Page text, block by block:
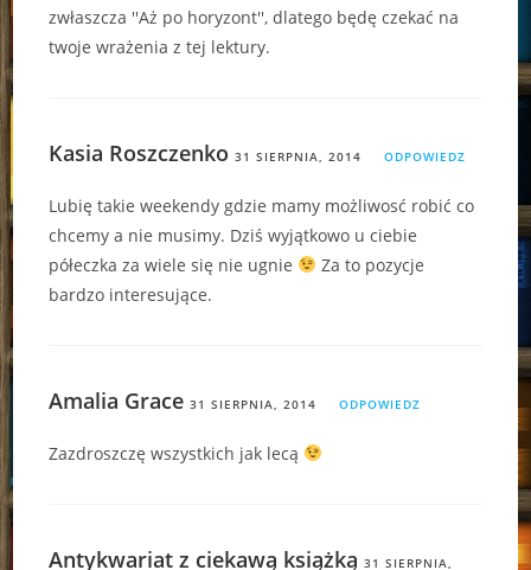
zwłaszcza ''Aż po horyzont'', dlatego będę czekać na
twoje wrażenia z tej lektury.
Kasia Roszczenko 31 SIERPNIA, 2014 ODPOWIEDZ
Lubię takie weekendy gdzie mamy możliwosć robić co
chcemy a nie musimy. Dziś wyjątkowo u ciebie
półeczka za wiele się nie ugnie
Za to pozycje
bardzo interesujące.
Amalia Grace 31 SIERPNIA, 2014 ODPOWIEDZ
Zazdroszczę wszystkich jak lecą
Antykwariat z ciekawą książką 31 SIERPNIA,